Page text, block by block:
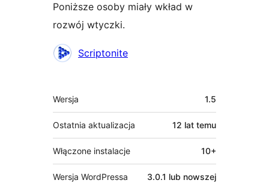
Poniższe osoby miały wkład w
rozwój wtyczki.
Zaangażowani
Scriptonite
Meta
Wersja 1.5
Ostatnia aktualizacja 12 lat temu
Włączone instalacje 10+
Wersja WordPressa 3.0.1 lub nowszej